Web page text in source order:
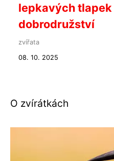
lepkavých tlapek
dobrodružství
zvířata
08. 10. 2025
O zvírátkách